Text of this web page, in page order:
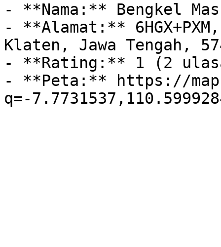
- **Nama:** Bengkel Mas
- **Alamat:**
Klaten, Jawa Tengah,
- **Rating:** 1 (2
- **Peta:** https://